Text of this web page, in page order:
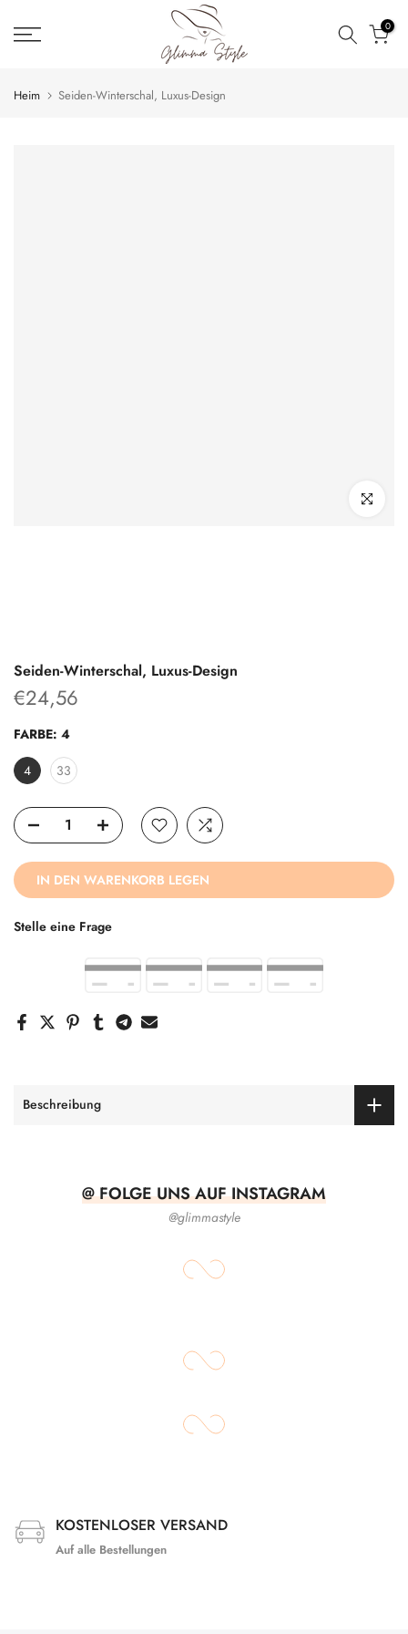
Inhalt
0
Heim Seiden-Winterschal, Luxus-Design
klicken um
Seiden-Winterschal, Luxus-Design
€24,56
FARBE: 4
4
33
IN DEN WARENKORB LEGEN
Stelle eine Frage
Beschreibung
@ FOLGE UNS AUF INSTAGRAM
@glimmastyle
KOSTENLOSER VERSAND
Auf alle Bestellungen